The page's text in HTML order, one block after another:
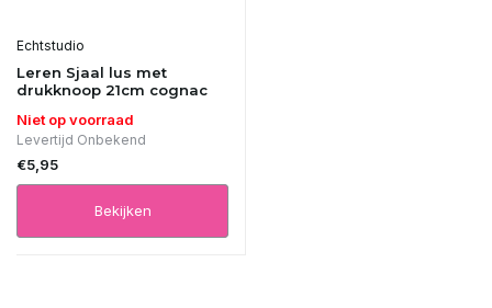
Echtstudio
Leren Sjaal lus met
drukknoop 21cm cognac
Niet op voorraad
Levertijd Onbekend
€5,95
Bekijken